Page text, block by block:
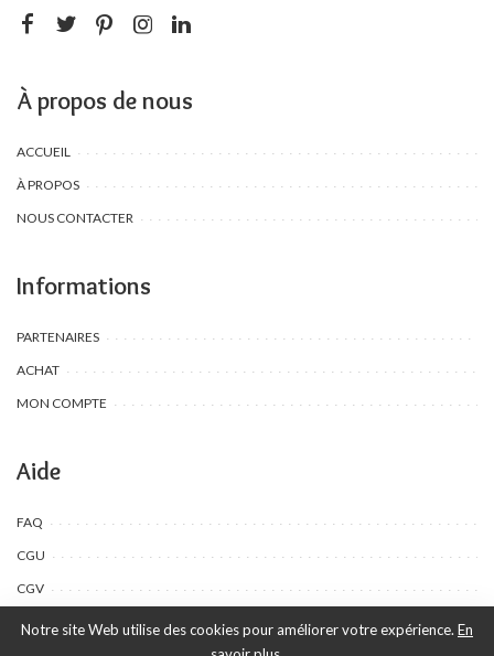
À propos de nous
ACCUEIL
À PROPOS
NOUS CONTACTER
Informations
PARTENAIRES
ACHAT
MON COMPTE
Aide
FAQ
CGU
CGV
Notre site Web utilise des cookies pour améliorer votre expérience. En